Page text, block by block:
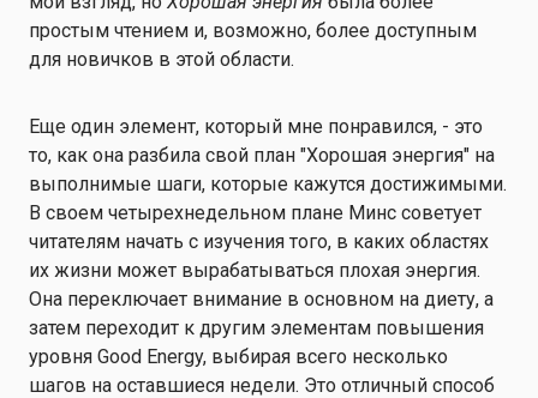
простым чтением и, возможно, более доступным
для новичков в этой области.
Еще один элемент, который мне понравился, - это
то, как она разбила свой план "Хорошая энергия" на
выполнимые шаги, которые кажутся достижимыми.
В своем четырехнедельном плане Минс советует
читателям начать с изучения того, в каких областях
их жизни может вырабатываться плохая энергия.
Она переключает внимание в основном на диету, а
затем переходит к другим элементам повышения
уровня Good Energy, выбирая всего несколько
шагов на оставшиеся недели. Это отличный способ